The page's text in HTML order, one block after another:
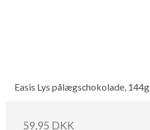
Easis Lys pålægschokolade, 144g
59,95 DKK